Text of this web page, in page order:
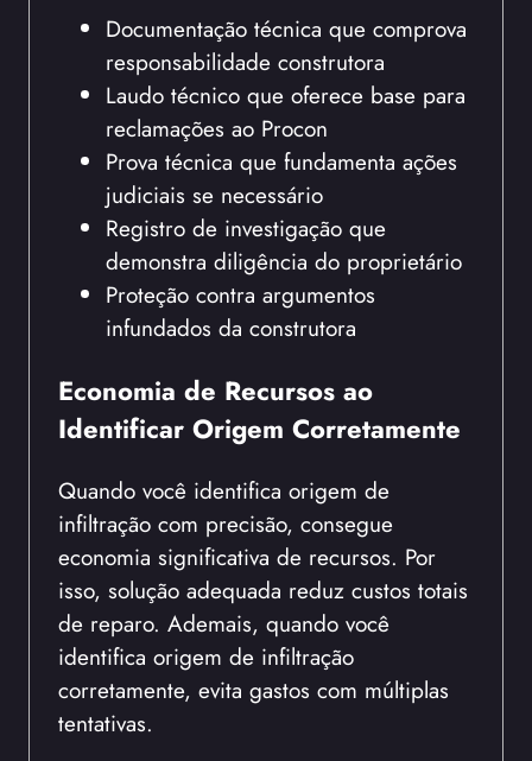
Documentação técnica que comprova
responsabilidade construtora
Laudo técnico que oferece base para
reclamações ao Procon
Prova técnica que fundamenta ações
judiciais se necessário
Registro de investigação que
demonstra diligência do proprietário
Proteção contra argumentos
infundados da construtora
Economia de Recursos ao
Identificar Origem Corretamente
Quando você identifica origem de
infiltração com precisão, consegue
economia significativa de recursos. Por
isso, solução adequada reduz custos totais
de reparo. Ademais, quando você
identifica origem de infiltração
corretamente, evita gastos com múltiplas
tentativas.